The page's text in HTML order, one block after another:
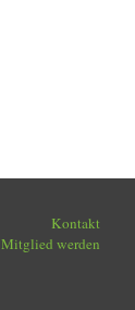
Kontakt
Mitglied werden